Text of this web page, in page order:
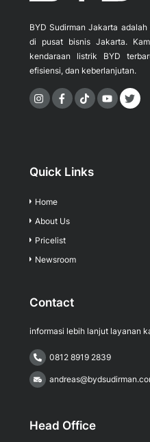
BYD Sudirman Jakarta
di pusat bisnis Jakarta.
kendaraan listrik BYD
efisiensi, dan keberlanjutan.
Icon Icon Icon
Quick Links
Home
About Us
Pricelist
Newsroom
Contact
informasi lebih lanjut layanan
0812 8919 2839
Head Office